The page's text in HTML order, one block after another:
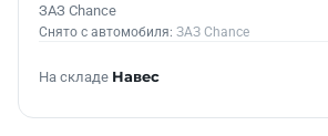
ЗАЗ Chance
Снято с автомобиля: ЗАЗ Chance
На складе Навес